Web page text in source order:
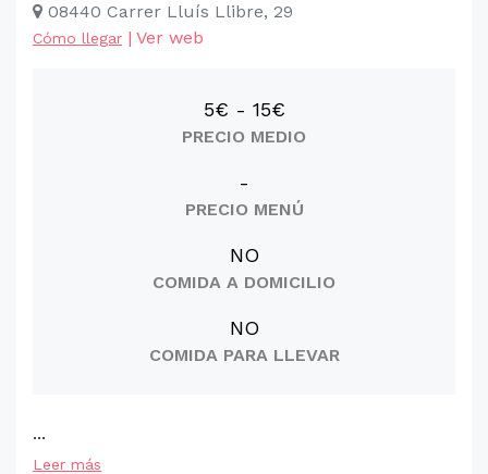
08440 Carrer Lluís Llibre, 29
Cómo llegar | Ver web
5€ - 15€
PRECIO MEDIO
-
PRECIO MENÚ
NO
COMIDA A DOMICILIO
NO
COMIDA PARA LLEVAR
...
Leer más